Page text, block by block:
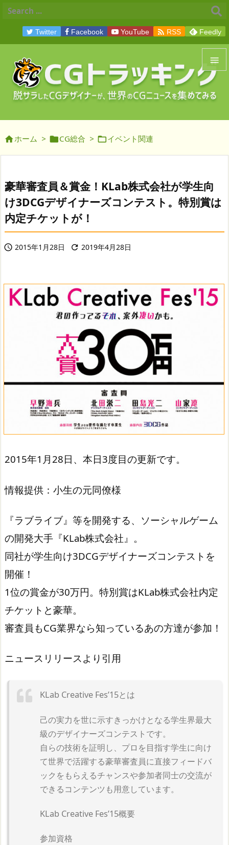


メニュ
前へ
次へ

検索
Twitter Facebook YouTube  RSS Feedly
ホーム > CG総合 > イベント関連
豪華審査員＆賞金！KLab株式会社が学生向
け3DCGデザイナーズコンテスト。特別賞は
内定チケットが！
 2015年1月28日  2019年4月28日
2015年1月28日、本日3度目の更新です。
情報提供：小生の元同僚様
『ラブライブ』等を開発する、ソーシャルゲーム
の開発大手『KLab株式会社』。
同社が学生向け3DCGデザイナーズコンテストを
開催！
1位の賞金が30万円。特別賞はKLab株式会社内定
チケットと豪華。
審査員もCG業界なら知っているあの方達が参加！
ニュースリリースより引用
KLab Creative Fes’15とは
己の実力を世に示すきっかけとなる学生界最大
級のデザイナーズコンテストです。
自らの技術を証明し、プロを目指す学生に向け
て世界で活躍する豪華審査員に直接フィードバ
ックをもらえるチャンスや参加者同士の交流が
できるコンテンツも用意しています。
KLab Creative Fes’15概要
参加資格